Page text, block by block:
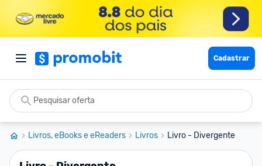
Cadastrar
Livros, eBooks e eReaders Livros Livro - Divergente